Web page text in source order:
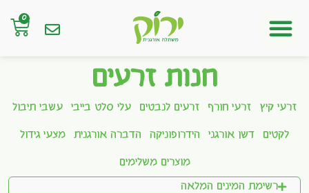
0
חנות זרעים
זרעי קיץ זרעי חורף זרעים לנבטים עלי סלט בייבי עשבי תיבול
לקטים דשן אורגני הידרופוניקה הדברה אורגנית מצעי גידול
מוצרים משלימים
רשימת המינים המלאה